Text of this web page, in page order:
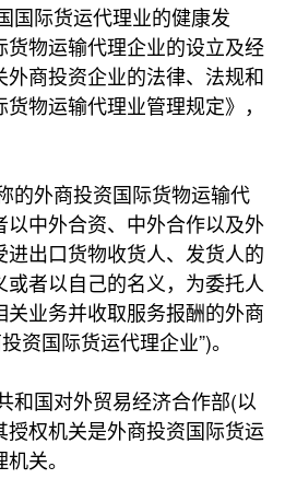
际货运代理业的健康发
物运输代理企业的设立及经
商投资企业的法律、法规和
物运输代理业管理规定》，
外商投资国际货物运输代
中外合资、中外合作以及外
出口货物收货人、发货人的
者以自己的名义，为委托人
业务并收取服务报酬的外商
资国际货运代理企业”)。
国对外贸易经济合作部(以
授权机关是外商投资国际货运
关。